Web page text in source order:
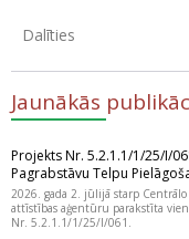
Dalīties
Jaunākās
Projekts Nr. 5.2.1.1/1/25/I/
Pagrabstāvu Telpu
2026. gada 2. jūlijā starp
attīstības aģentūru parakstīta
Nr. 5.2.1.1/1/25/I/061.